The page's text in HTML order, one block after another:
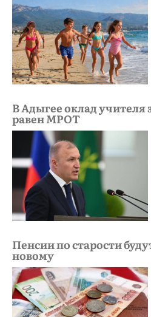
В Адыгее оклад учителя
равен МРОТ
Пенсии по старости
новому